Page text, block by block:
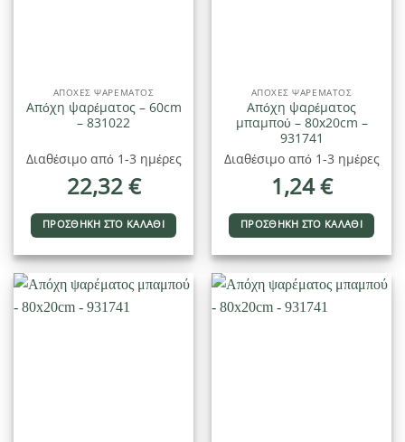
ΑΠΌΧΕΣ ΨΑΡΈΜΑΤΟΣ
Απόχη ψαρέματος – 60cm
– 831022
Διαθέσιμο από 1-3 ημέρες
22,32€
ΠΡΟΣΘΉΚΗ ΣΤΟ ΚΑΛΆΘΙ
ΑΠΌΧΕΣ ΨΑΡΈΜΑΤΟΣ
Απόχη ψαρέματος
μπαμπού – 80x20cm –
931741
Διαθέσιμο από 1-3 ημέρες
1,24€
ΠΡΟΣΘΉΚΗ ΣΤΟ ΚΑΛΆΘΙ